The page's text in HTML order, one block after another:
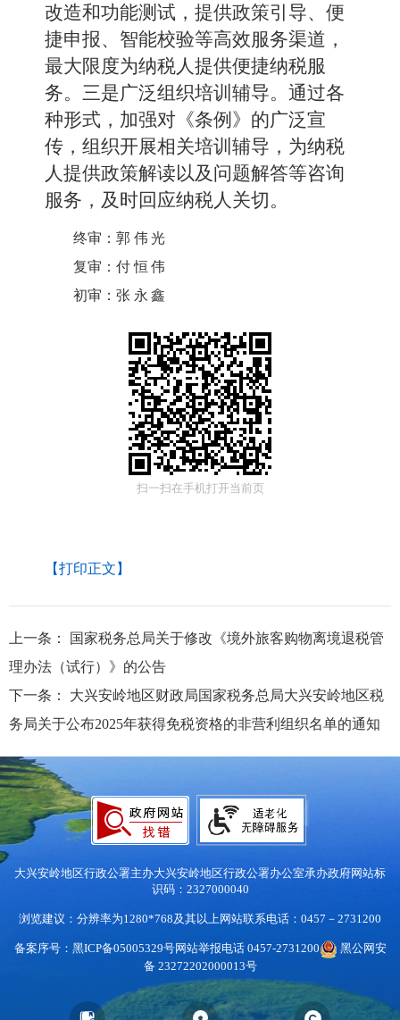
改造和功能测试，提供政策引导、便
捷申报、智能校验等高效服务渠道，
最大限度为纳税人提供便捷纳税服
务。三是广泛组织培训辅导。通过各
种形式，加强对《条例》的广泛宣
传，组织开展相关培训辅导，为纳税
人提供政策解读以及问题解答等咨询
服务，及时回应纳税人关切。
终审： 郭伟光
复审： 付恒伟
初审： 张永鑫
扫一扫在手机打开当前页
【打印正文】
上一条：
国家税务总局关于修改《境外旅客购物离境退税管
理办法（试行）》的公告
下一条：
大兴安岭地区财政局国家税务总局大兴安岭地区税
务局关于公布2025年获得免税资格的非营利组织名单的通知
大兴安岭地区行政公署主办大兴安岭地区行政公署办公室承办政府网站标
识码：2327000040
浏览建议：分辨率为1280*768及其以上网站联系电话：0457－2731200
备案序号：黑ICP备05005329号网站举报电话 0457-2731200
黑公网安
备 23272202000013号